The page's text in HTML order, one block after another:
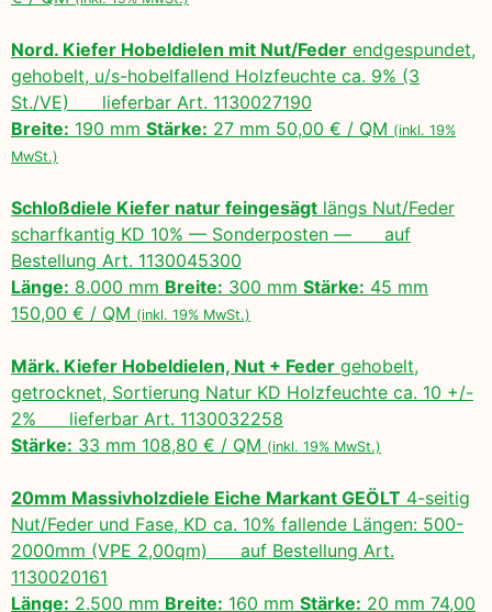
Nord. Kiefer Hobeldielen mit Nut/Feder endgespundet,
gehobelt, u/s-hobelfallend Holzfeuchte ca. 9% (3
St./VE) lieferbar Art. 1130027190
Breite: 190 mm Stärke: 27 mm 50,00 € / QM (inkl. 19%
MwSt.)
Schloßdiele Kiefer natur feingesägt längs Nut/Feder
scharfkantig KD 10% — Sonderposten — auf
Bestellung Art. 1130045300
Länge: 8.000 mm Breite: 300 mm Stärke: 45 mm
150,00 € / QM (inkl. 19% MwSt.)
Märk. Kiefer Hobeldielen, Nut + Feder gehobelt,
getrocknet, Sortierung Natur KD Holzfeuchte ca. 10 +/-
2% lieferbar Art. 1130032258
Stärke: 33 mm 108,80 € / QM (inkl. 19% MwSt.)
20mm Massivholzdiele Eiche Markant GEÖLT 4-seitig
Nut/Feder und Fase, KD ca. 10% fallende Längen: 500-
2000mm (VPE 2,00qm) auf Bestellung Art.
1130020161
Länge: 2.500 mm Breite: 160 mm Stärke: 20 mm 74,00